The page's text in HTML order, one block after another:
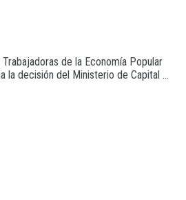
de la Economía Popular
la decisión del Ministerio de Capital ...